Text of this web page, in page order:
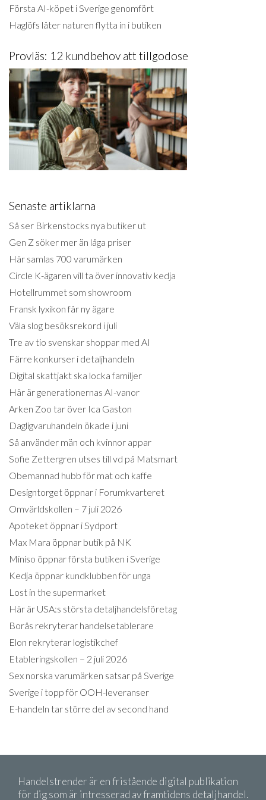
Första AI-köpet i Sverige genomfört
Haglöfs låter naturen flytta in i butiken
Provläs: 12 kundbehov att tillgodose
Senaste artiklarna
Så ser Birkenstocks nya butiker ut
Gen Z söker mer än låga priser
Här samlas 700 varumärken
Circle K-ägaren vill ta över innovativ kedja
Hotellrummet som showroom
Fransk lyxikon får ny ägare
Väla slog besöksrekord i juli
Tre av tio svenskar shoppar med AI
Färre konkurser i detaljhandeln
Digital skattjakt ska locka familjer
Här är generationernas AI-vanor
Arken Zoo tar över Ica Gaston
Dagligvaruhandeln ökade i juni
Så använder män och kvinnor appar
Sofie Zettergren utses till vd på Matsmart
Obemannad hubb för mat och kaffe
Designtorget öppnar i Forumkvarteret
Omvärldskollen – 7 juli 2026
Apoteket öppnar i Sydport
Max Mara öppnar butik på NK
Miniso öppnar första butiken i Sverige
Kedja öppnar kundklubben för unga
Lost in the supermarket
Här är USA:s största detaljhandelsföretag
Borås rekryterar handelsetablerare
Elon rekryterar logistikchef
Etableringskollen – 2 juli 2026
Sex norska varumärken satsar på Sverige
Sverige i topp för OOH-leveranser
E-handeln tar större del av second hand
Handelstrender är en fristående digital publikation
för dig som är intresserad av framtidens detaljhandel.